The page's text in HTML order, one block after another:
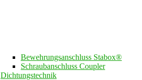
Bewehrungsanschluss Stabox®
Schraubanschluss Coupler
Dichtungstechnik